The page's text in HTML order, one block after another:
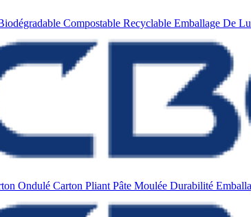
Compostable Recyclable Emballage De
Ondulé Carton Pliant Pâte Moulée Durabilité